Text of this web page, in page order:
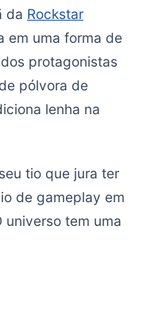
da Rockstar
em uma forma de
protagonistas
pólvora de
lenha na
tio que jura ter
de gameplay em
universo tem uma